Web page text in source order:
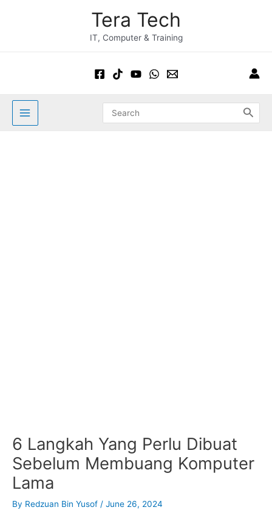
Tera Tech
IT, Computer & Training
for:
6 Langkah Yang Perlu Dibuat
Sebelum Membuang Komputer
Lama
By Redzuan Bin Yusof / June 26, 2024